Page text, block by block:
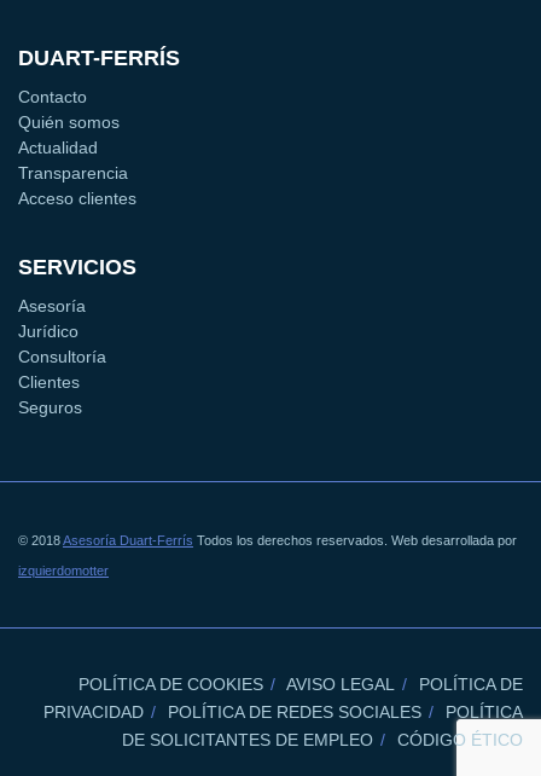
DUART-FERRÍS
Contacto
Quién somos
Actualidad
Transparencia
Acceso clientes
SERVICIOS
Asesoría
Jurídico
Consultoría
Clientes
Seguros
© 2018Asesoría Duart-Ferrís Todos los derechos reservados. Web desarrollada por
izquierdomotter
POLÍTICA DE COOKIES AVISO LEGAL
POLÍTICA DE
PRIVACIDAD
POLÍTICA DE REDES SOCIALES
POLÍTICA
DE SOLICITANTES DE EMPLEO
CÓDIGO ÉTICO